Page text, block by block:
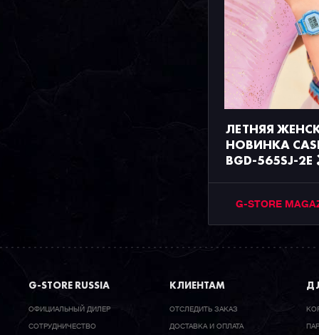
ЛЕТНЯЯ
НОВИНКА
BGD-565SJ-
G-STORE
G-STORE RUSSIA
ОФИЦИАЛЬНЫЙ ДИЛЕР
CОТРУДНИЧЕСТВО
КЛИЕНТАМ
ОТСЛЕДИТЬ ЗАКАЗ
ДОСТАВКА И ОПЛАТА